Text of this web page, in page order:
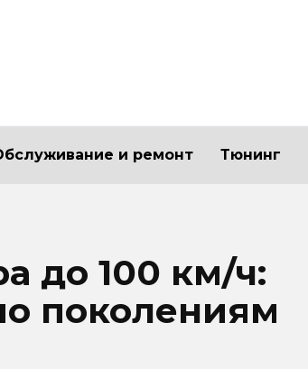
и ремонт Тюнинг
до 100 км/ч:
поколениям